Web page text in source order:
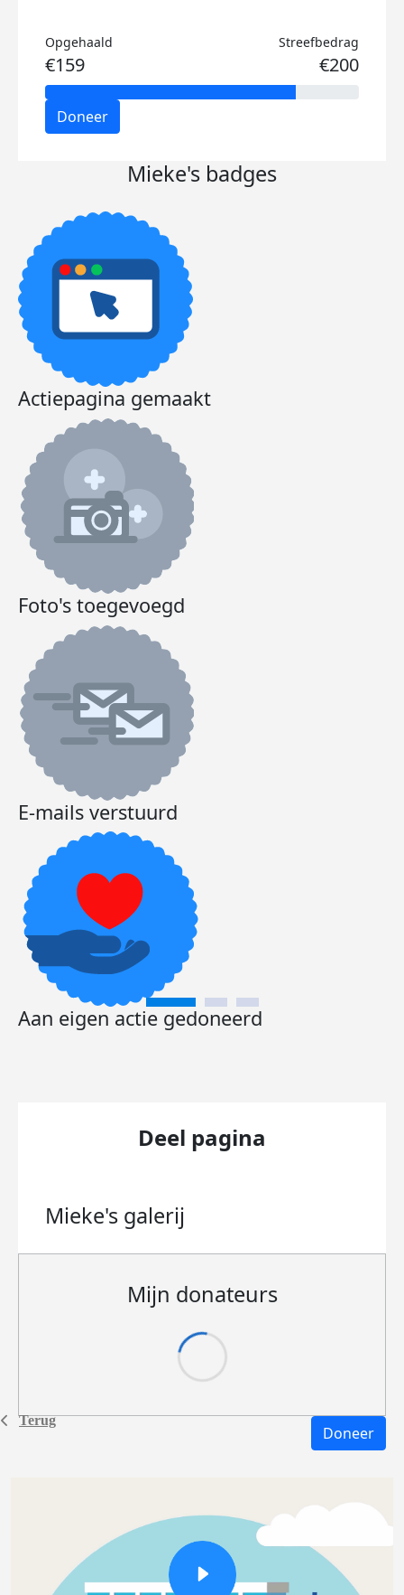
Terug
Opgehaald
€159
Streefbedrag
€200
Doneer
Mieke's badges
Actiepagina gemaakt
Foto's toegevoegd
E-mails verstuurd
Aan eigen actie gedoneerd
Deel pagina
Mieke's galerij
Mijn donateurs
Doneer